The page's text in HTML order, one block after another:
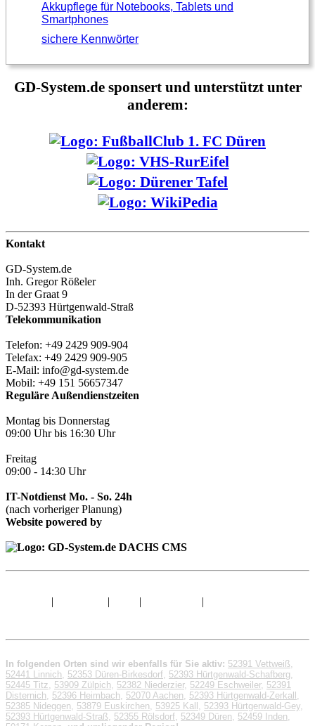
Akkupflege für Notebooks, Tablets und
Smartphones
sichere Kennwörter
GD-System.de sponsert und unterstützt unter
anderem:
Kontakt
GD-System.de
Inh. Gregor Rößeler
In der Graat 9
D-52393 Hürtgenwald-Straß
Telekommunikation
Telefon: +49 2429 909-904
Telefax: +49 2429 909-905
E-Mail: info@gd-system.de
Mobil: +49 151 56657347
Reguläre Außendienstzeiten
Montag bis Donnerstag
09:00 Uhr bis 16:30 Uhr
Freitag
09:00 - 14:30 Uhr
IT-Notdienst Mo. - So. 24h
(nach vorheriger Planung)
Website powered by
| | | |
In folgenden Orten sind wir ebenfalls für Sie aktiv: 52391 Vettweiß,
52441 Linnich, 52353 Düren-Birkesdorf, 52393 Hürtgenwald-Schafberg,
52445 Titz, 53909 Zülpich, 52382 Niederzier, 52249 Eschweiler, 52391
Disternich, 52396 Heimbach, 52070 Aachen, 52393 Hürtgenwald-Zerkall ,
52385 Nideggen, 53879 Euskirchen, 53925 Kall , 52393 Hürtgenwald-Gey,
52393 Hürtgenwald-Straß, 52355 Rölsdorf, 52349 Düren, 52459 Inden,